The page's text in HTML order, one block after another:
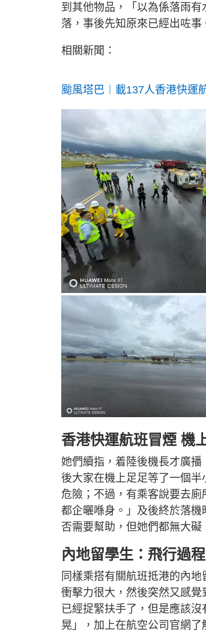
到其他物品，「以為係落雨
落，事後先知原來已經出咗事
相關新聞：
颱風塔巴︱載137人香港快運
香港快運航班冒煙 機
她們續指，着陸後機長才廣
後大家在機上足足等了一個
危險；不過，有乘客說要去
都企曬喺身。」及後終於落
否需要幫助，但她們都無大礙
內地留學生：飛行過
同樣乘搭有關航班抵港的內
衝擊力很大，然後突然又感
已經捉緊扶手了，但是應該
晃」，加上在航空公司官網